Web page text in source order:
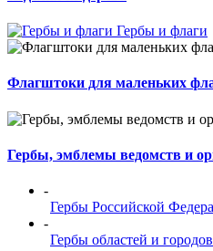
Гербы и флаги
Флагштоки для маленьких
Гербы, эмблемы ведомств и
-
Гербы Российской
-
Гербы областей и городов